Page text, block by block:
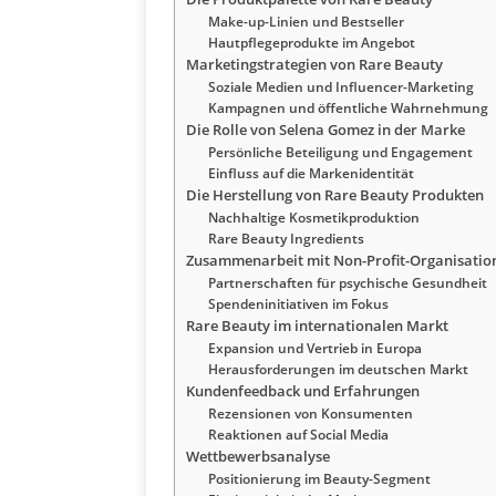
Make-up-Linien und Bestseller
Hautpflegeprodukte im Angebot
Marketingstrategien von Rare Beauty
Soziale Medien und Influencer-Marketing
Kampagnen und öffentliche Wahrnehmung
Die Rolle von Selena Gomez in der Marke
Persönliche Beteiligung und Engagement
Einfluss auf die Markenidentität
Die Herstellung von Rare Beauty Produkten
Nachhaltige Kosmetikproduktion
Rare Beauty Ingredients
Zusammenarbeit mit Non-Profit-
Partnerschaften für psychische Gesundheit
Spendeninitiativen im Fokus
Rare Beauty im internationalen Markt
Expansion und Vertrieb in Europa
Herausforderungen im deutschen Markt
Kundenfeedback und Erfahrungen
Rezensionen von Konsumenten
Reaktionen auf Social Media
Wettbewerbsanalyse
Positionierung im Beauty-Segment